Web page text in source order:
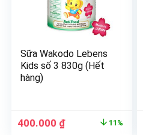
Sữa Wakodo Lebens
Kids số 3 830g (Hết
hàng)
400.000 ₫ 11%